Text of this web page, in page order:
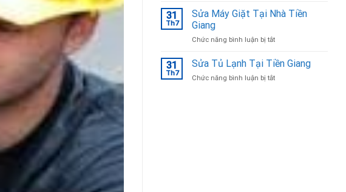
tủ
Bắc
uy
chuyên
31
Th7
Sửa Máy Giặt Tại Nhà Tiền
Giang
Chức năng bình luận bị tắtở
Máy
Giặt
Tại
31
Th7
Sửa Tủ Lạnh Tại Tiền Giang
Chức năng bình luận bị tắtở